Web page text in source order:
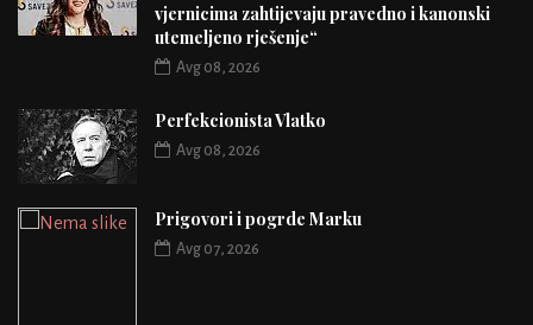
vjernicima zahtijevaju pravedno i kanonski
utemeljeno rješenje“
Avg 08, 2026
Perfekcionista Vlatko
Avg 08, 2026
Prigovori i pogrde Marku
Avg 07, 2026